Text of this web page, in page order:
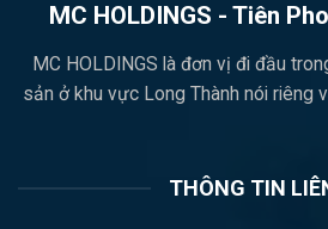
MC HOLDINGS - Tiên
MC HOLDINGS là đơn vị đi đầu
sản ở khu vực Long Thành nói riêng
THÔNG TIN